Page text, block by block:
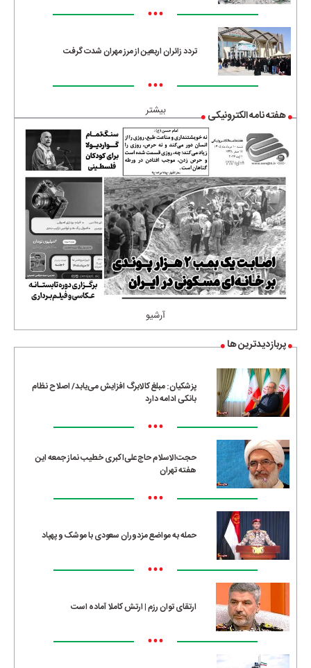
•••
تردد زائران اربعین از مرز مهران شدت گرفت
•••
بیشتر هفته نامه الکترونیکی
آرشیو
پربازدیدترین ها
پزشکیان: مبلغ کالابرگ افزایش می‌یابد/ اصلاح نظام
بانکی ادامه دارد
•••
حجت‌الاسلام حاج‌علی‌اکبری خطیب نماز جمعه این
هفته تهران
•••
حمله به مواضع مزدوران سعودی با موشک و پهپاد
•••
ارتقای توان رزم | ارتش کاملا آماده است
•••